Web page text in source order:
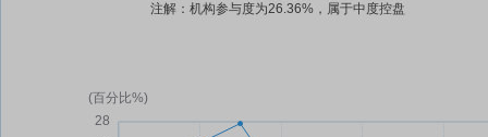
注解：机构参与度为26.36%，属于中度控盘